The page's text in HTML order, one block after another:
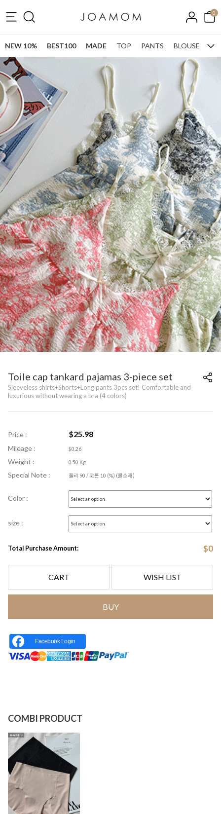
0
NEW 10% BEST100 MADE TOP PANTS BLOUSE
Toile cap tankard pajamas 3-piece set
Sleeveless shirts+Shorts+Long pants 3pcs set! Comfortable and
luxurious without wearing a bra (4 colors)
Price : $25.98
Mileage : $0.26
Weight : 0.50 Kg
Special Note : 폴리 90 / 코튼 10 (%) (쿨소재)
Color :
size :
Total Purchase Amount: $0
CART WISH LIST
BUY
Facebook Login
COMBI PRODUCT